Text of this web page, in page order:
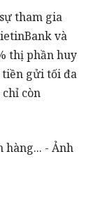
tham gia
và
thị phần huy
tiền gửi tối đa
còn